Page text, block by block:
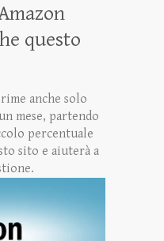
questo
anche solo
mese, partendo
percentuale
sito e aiuterà a